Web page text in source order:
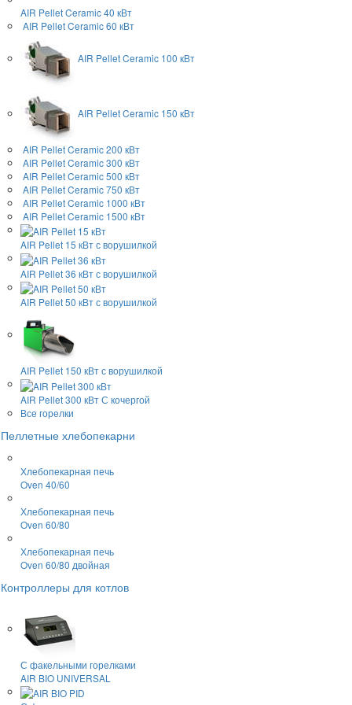
AIR PelletCeramic 40 кВт
AIR PelletCeramic 60 кВт
AIR PelletCeramic 100 кВт
AIR PelletCeramic 150 кВт
AIR PelletCeramic 200 кВт
AIR PelletCeramic 300 кВт
AIR PelletCeramic 500 кВт
AIR PelletCeramic 750 кВт
AIR PelletCeramic 1000 кВт
AIR PelletCeramic 1500 кВт
AIR Pellet 15 кВтс ворушилкой
AIR Pellet 36 кВтс ворушилкой
AIR Pellet 50 кВтс ворушилкой
AIR Pellet 150 кВтс ворушилкой
AIR Pellet 300 кВтС кочергой
Все горелки
Пеллетные хлебопекарни
Хлебопекарная печь
Oven 40/60
Хлебопекарная печь
Oven 60/80
Хлебопекарная печь
Oven 60/80 двойная
Контроллеры для котлов
С факельными горелками
AIR BIO UNIVERSAL